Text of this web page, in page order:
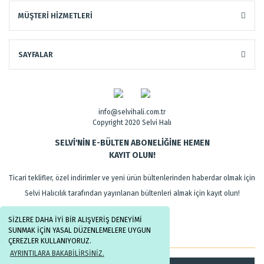
SİZLERE DAHA İYİ BİR ALIŞVERİŞ DENEYİMİ
SUNMAK İÇİN YASAL DÜZENLEMELERE UYGUN
ÇEREZLER KULLANIYORUZ.
AYRINTILARA BAKABİLİRSİNİZ.
MÜŞTERİ HİZMETLERİ
SAYFALAR
info@selvihali.com.tr
Copyright 2020 Selvi Halı
SELVİ'NİN E-BÜLTEN ABONELİĞİNE HEMEN
KAYIT OLUN!
Ticari teklifler, özel indirimler ve yeni ürün bültenlerinden haberdar olmak için
Selvi Halıcılık tarafından yayınlanan bültenleri almak için kayıt olun!